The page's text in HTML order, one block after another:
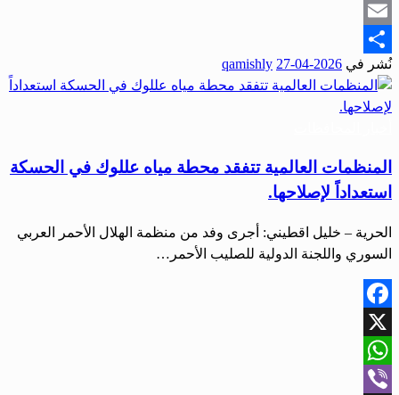
Snapchat
Email
Share
نُشر في 2026-04-27
qamishly
المنظمات العالمية تتفقد محطة مياه عللوك في الحسكة
استعداداً لإصلاحها.
الحرية – خليل اقطيني: أجرى وفد من منظمة الهلال الأحمر العربي
السوري واللجنة الدولية للصليب الأحمر…
Facebook
X
WhatsApp